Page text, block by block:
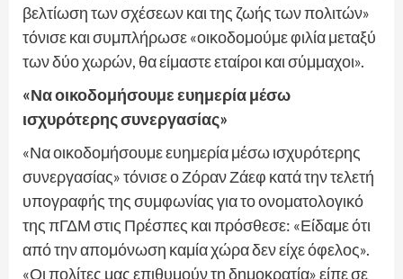
βελτίωση των σχέσεων και της ζωής των πολιτών»
τόνισε και συμπλήρωσε «οικοδομούμε φιλία μεταξύ
των δύο χωρών, θα είμαστε εταίροι και σύμμαχοι».
«Να οικοδομήσουμε ευημερία μέσω
ισχυρότερης συνεργασίας»
«Να οικοδομήσουμε ευημερία μέσω ισχυρότερης
συνεργασίας» τόνισε ο Ζόραν Ζάεφ κατά την τελετή
υπογραφής της συμφωνίας για το ονοματολογικό
της πΓΔΜ στις Πρέσπες και πρόσθεσε: «Είδαμε ότι
από την απομόνωση καμία χώρα δεν είχε όφελος».
«Οι πολίτες μας επιθυμούν τη δημοκρατία» είπε σε